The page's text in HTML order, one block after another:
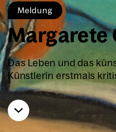
Mar­ga­re­te
Das Leben und das
Künst­le­rin erst­mals
Mel­dung